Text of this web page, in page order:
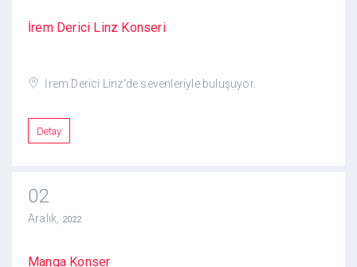
İrem Derici Linz Konseri
İrem Derici Linz'de sevenleriyle buluşuyor.
Detay
02
Aralık, 2022
Manga Konser